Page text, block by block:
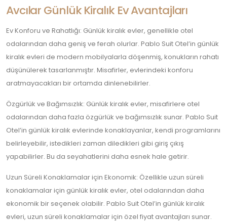
Avcılar Günlük Kiralık Ev Avantajları
Ev Konforu ve Rahatlığı: Günlük kiralık evler, genellikle otel
odalarından daha geniş ve ferah olurlar. Pablo Suit Otel’in günlük
kiralık evleri de modern mobilyalarla döşenmiş, konukların rahatı
düşünülerek tasarlanmıştır. Misafirler, evlerindeki konforu
aratmayacakları bir ortamda dinlenebilirler.
Özgürlük ve Bağımsızlık: Günlük kiralık evler, misafirlere otel
odalarından daha fazla özgürlük ve bağımsızlık sunar. Pablo Suit
Otel’in günlük kiralık evlerinde konaklayanlar, kendi programlarını
belirleyebilir, istedikleri zaman diledikleri gibi giriş çıkış
yapabilirler. Bu da seyahatlerini daha esnek hale getirir.
Uzun Süreli Konaklamalar için Ekonomik: Özellikle uzun süreli
konaklamalar için günlük kiralık evler, otel odalarından daha
ekonomik bir seçenek olabilir. Pablo Suit Otel’in günlük kiralık
evleri, uzun süreli konaklamalar için özel fiyat avantajları sunar.